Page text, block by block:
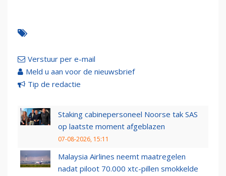
Verstuur per e-mail
Meld u aan voor de nieuwsbrief
Tip de redactie
Staking cabinepersoneel Noorse tak SAS
op laatste moment afgeblazen
07-08-2026, 15:11
Malaysia Airlines neemt maatregelen
nadat piloot 70.000 xtc-pillen smokkelde